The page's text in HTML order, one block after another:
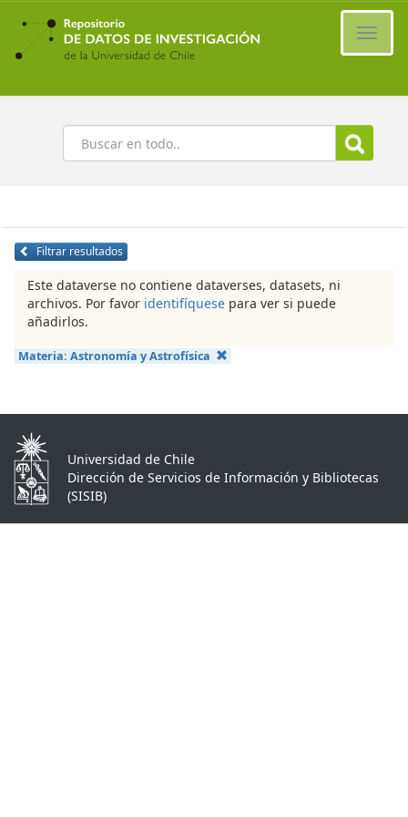
Ir
contenido
principal
Buscar
Filtrar resultados
Este dataverse no contiene dataverses, datasets, ni
archivos. Por favor identifíquese para ver si puede
añadirlos.
Materia: Astronomía y Astrofísica
Universidad de Chile
Dirección de Servicios de Información y Bibliotecas
(SISIB)